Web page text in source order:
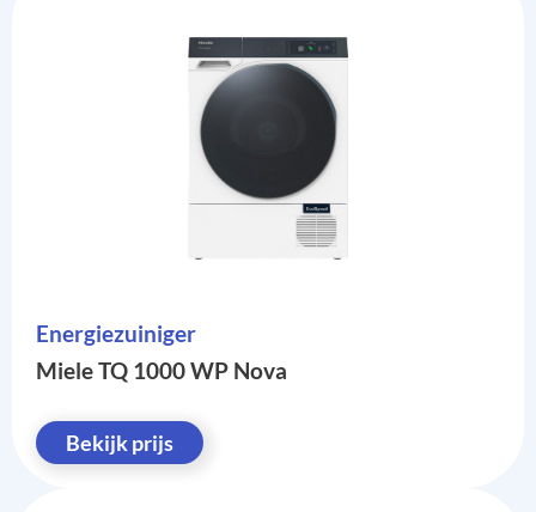
Energiezuiniger
Miele TQ 1000 WP Nova
Bekijk prijs